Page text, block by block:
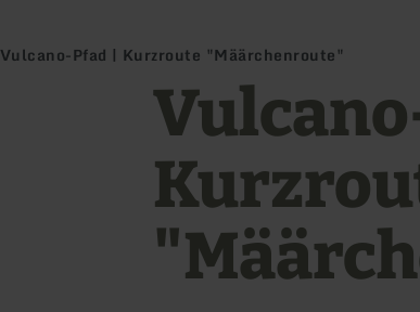
Vulcano-Pfad | Kurzroute "Määrchenroute"